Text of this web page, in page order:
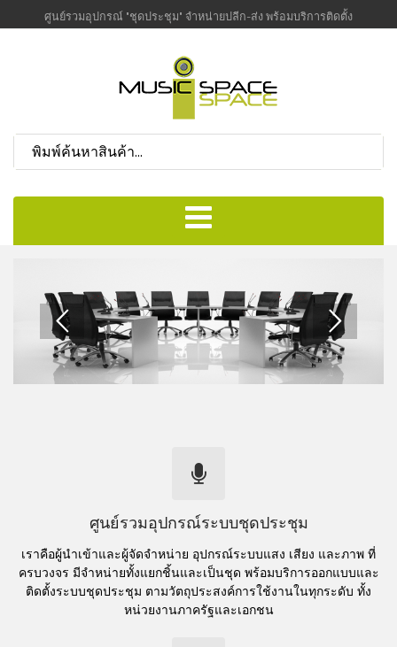
ศูนย์รวมอุปกรณ์ "ชุดประชุม" จำหน่ายปลีก-ส่ง พร้อมบริการติดตั้ง
ศูนย์รวมอุปกรณ์ระบบชุดประชุม
เราคือผู้นำเข้าและผู้จัดจำหน่าย อุปกรณ์ระบบแสง เสียง และภาพ ที่
ครบวงจร มีจำหน่ายทั้งแยกชิ้นและเป็นชุด พร้อมบริการออกแบบและ
ติดตั้งระบบชุดประชุม ตามวัตถุประสงค์การใช้งานในทุกระดับ ทั้ง
หน่วยงานภาครัฐและเอกชน